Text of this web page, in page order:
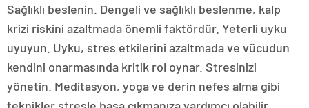
Sağlıklı beslenin. Dengeli ve sağlıklı beslenme, kalp
krizi riskini azaltmada önemli faktördür. Yeterli uyku
uyuyun. Uyku, stres etkilerini azaltmada ve vücudun
kendini onarmasında kritik rol oynar. Stresinizi
yönetin. Meditasyon, yoga ve derin nefes alma gibi
teknikler stresle başa çıkmanıza yardımcı olabilir.